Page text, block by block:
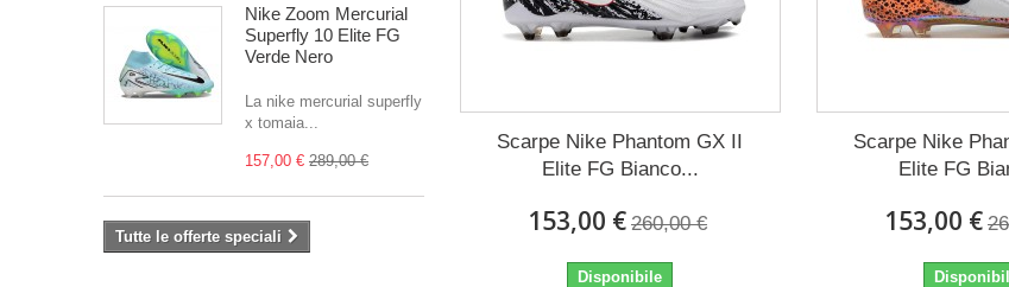
Nike Zoom Mercurial
Superfly 10 Elite FG
Verde Nero
La nike mercurial superfly
x tomaia...
157,00 € 289,00 €
Tutte le offerte speciali
Scarpe Nike Phantom GX II
Elite FG Bianco...
153,00 € 260,00 €
Disponibile
Scarpe Nike
Elite FG
153,00 €